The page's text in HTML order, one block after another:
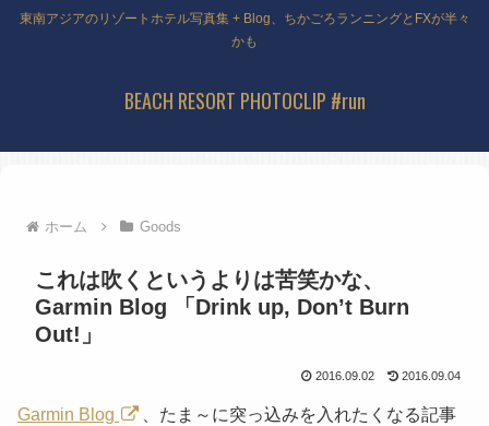
東南アジアのリゾートホテル写真集 + Blog、ちかごろランニングとFXが半々
かも
BEACH RESORT PHOTOCLIP #run
ホーム Goods
これは吹くというよりは苦笑かな、
Garmin Blog 「Drink up, Don’t Burn
Out!」
2016.09.02 2016.09.04
Garmin Blog
、たま～に突っ込みを入れたくなる記事